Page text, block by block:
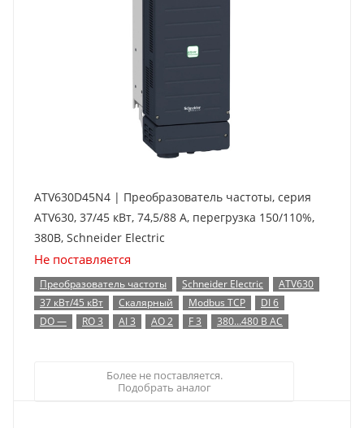
ATV630D45N4 | Преобразователь частоты, серия
ATV630, 37/45 кВт, 74,5/88 А, перегрузка 150/110%,
380B, Schneider Electric
Не поставляется
Преобразователь частоты Schneider Electric
ATV630
37 кВт/45 кВт
Скалярный Modbus TCP
DI 6
DO —
RO 3 AI 3 AO 2 F 3 380…480 В AC
Более не поставляется.
Подобрать аналог